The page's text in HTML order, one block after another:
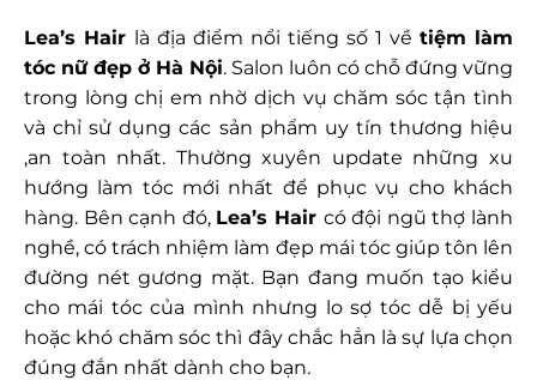
Lea’s Hair là địa điểm nổi tiếng số 1 về tiệm làm
tóc nữ đẹp ở Hà Nội. Salon luôn có chỗ đứng vững
trong lòng chị em nhờ dịch vụ chăm sóc tận tình
và chỉ sử dụng các sản phẩm uy tín thương hiệu
,an toàn nhất. Thường xuyên update những xu
hướng làm tóc mới nhất để phục vụ cho khách
hàng. Bên cạnh đó, Lea’s Hair có đội ngũ thợ lành
nghề, có trách nhiệm làm đẹp mái tóc giúp tôn lên
đường nét gương mặt. Bạn đang muốn tạo kiểu
cho mái tóc của mình nhưng lo sợ tóc dễ bị yếu
hoặc khó chăm sóc thì đây chắc hẳn là sự lựa chọn
đúng đắn nhất dành cho bạn.